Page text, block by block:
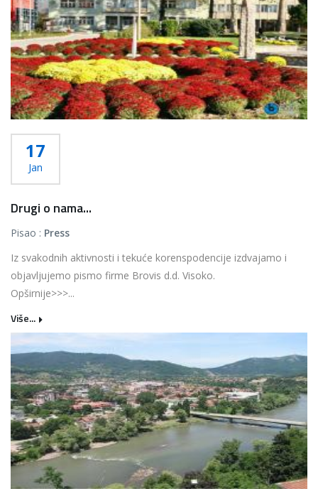
17
Jan
Drugi o nama...
Pisao : Press
Iz svakodnih aktivnosti i tekuće korenspodencije izdvajamo i
objavljujemo pismo firme Brovis d.d. Visoko.
Opširnije>>>...
Više...